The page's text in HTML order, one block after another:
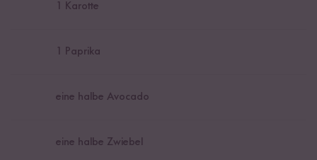
1 Karotte
1 Paprika
eine halbe Avocado
eine halbe Zwiebel